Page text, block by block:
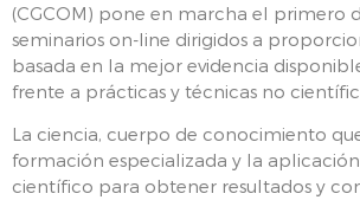
(CGCOM) pone en marcha el primero
seminarios on-line dirigidos a
basada en la mejor evidencia
frente a prácticas y técnicas no
La ciencia, cuerpo de conocimiento
formación especializada y la
científico para obtener resultados y